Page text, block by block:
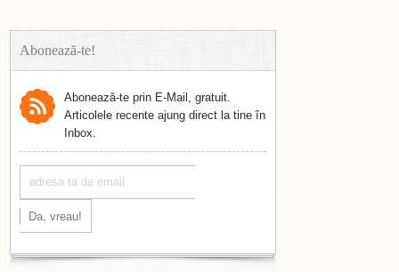
Abonează-te!
Abonează-te prin E-Mail, gratuit.
Articolele recente ajung direct la tine în
Inbox.